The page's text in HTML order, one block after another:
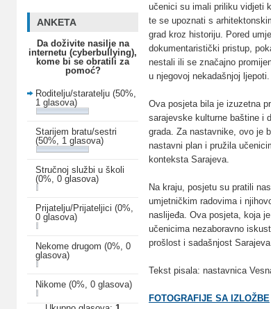
učenici su imali priliku vidjeti
te se upoznati s
grad kroz historiju. Pored
dokumentaristički pristup,
nestali ili se značajno
u njegovoj nekadašnjoj ljepoti.
Ova posjeta bila je izuzetna
sarajevske kulturne baštine i
grada. Za nastavnike, ovo je
nastavni plan i pružila
konteksta Sarajeva.
Na kraju, posjetu su pratili
umjetničkim radovima i
naslijeđa. Ova posjeta, koja
učenicima nezaboravno
prošlost i sadašnjost Sarajeva.
Tekst pisala: nastavnica
FOTOGRAFIJE SA IZLOŽBE
ANKETA
Da doživite nasilje na
internetu (cyberbullying),
kome bi se obratili za
pomoć?
Roditelju/staratelju (50%,
1 glasova)
Starijem bratu/sestri
(50%, 1 glasova)
Stručnoj službi u školi
(0%, 0 glasova)
Prijatelju/Prijateljici (0%,
0 glasova)
Nekome drugom (0%, 0
glasova)
Nikome (0%, 0 glasova)